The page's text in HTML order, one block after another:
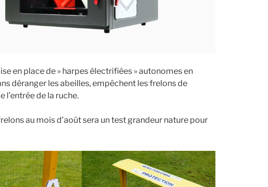
en place de » harpes électrifiées » autonomes en
déranger les abeilles, empêchent les frelons de
l’entrée de la ruche.
au mois d’août sera un test grandeur nature pour